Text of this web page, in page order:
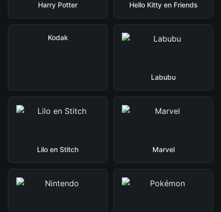
Harry Potter Hello Kitty en Friends
Kodak
Labubu
Lilo en Stitch Marvel